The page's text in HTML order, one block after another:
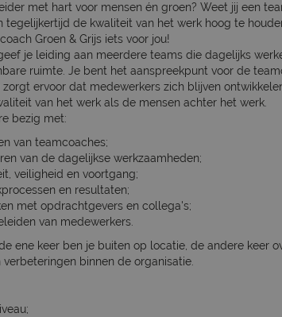
met hart voor mensen én groen? Weet jij een
tegelijkertijd de kwaliteit van het werk hoog te
Groen & Grijs iets voor jou!
je leiding aan meerdere teams die dagelijks
ruimte. Je bent het aanspreekpunt voor de
ervoor dat medewerkers zich blijven
van het werk als de mensen achter het werk.
bezig met:
van teamcoaches;
van de dagelijkse werkzaamheden;
veiligheid en voortgang;
en resultaten;
met opdrachtgevers en collega's;
van medewerkers.
ene keer ben je buiten op locatie, de andere keer
binnen de organisatie.